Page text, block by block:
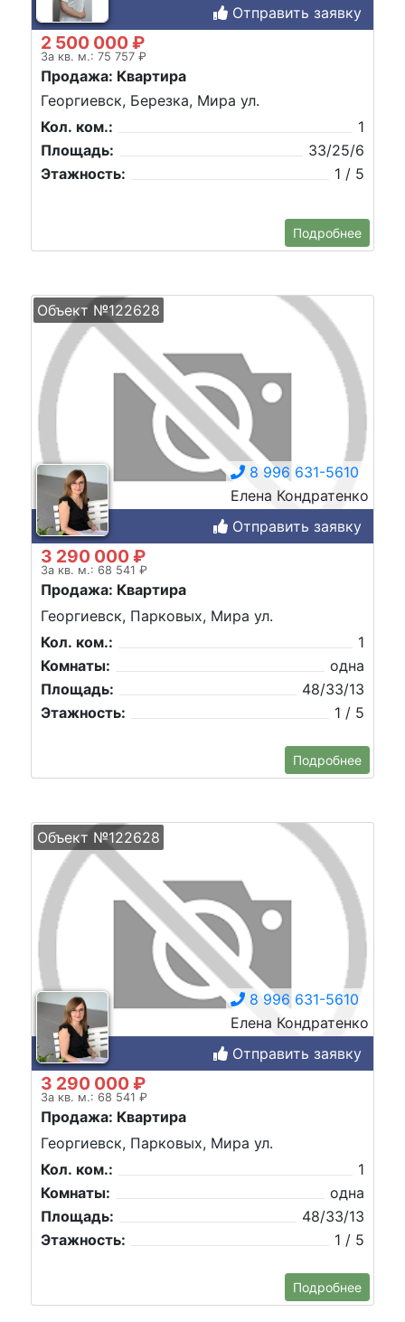
Отправить заявку
2 500 000 ₽
За кв. м.: 75 757 ₽
Продажа: Квартира
Георгиевск, Березка, Мира ул.
Кол. ком.:
1
Площадь:
33/25/6
Этажность:
1 / 5
Подробнее
Объект №122628
8 996 631-5610
Елена Кондратенко
Отправить заявку
3 290 000 ₽
За кв. м.: 68 541 ₽
Продажа: Квартира
Георгиевск, Парковых, Мира ул.
Кол. ком.:
1
Комнаты:
одна
Площадь:
48/33/13
Этажность:
1 / 5
Подробнее
Объект №122628
8 996 631-5610
Елена Кондратенко
Отправить заявку
3 290 000 ₽
За кв. м.: 68 541 ₽
Продажа: Квартира
Георгиевск, Парковых, Мира ул.
Кол. ком.:
1
Комнаты:
одна
Площадь:
48/33/13
Этажность:
1 / 5
Подробнее